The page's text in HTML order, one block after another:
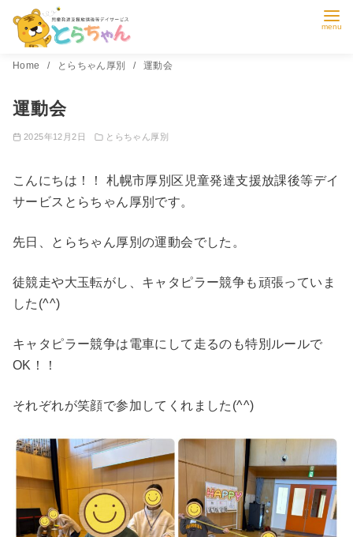
Home とらちゃん厚別 運動会
運動会
2025年12月2日 とらちゃん厚別
こんにちは！！ 札幌市厚別区児童発達支援放課後等デイ
サービスとらちゃん厚別です。
先日、とらちゃん厚別の運動会でした。
徒競走や大玉転がし、キャタピラー競争も頑張っていま
した(^^)
キャタピラー競争は電車にして走るのも特別ルールで
OK！！
それぞれが笑顔で参加してくれました(^^)